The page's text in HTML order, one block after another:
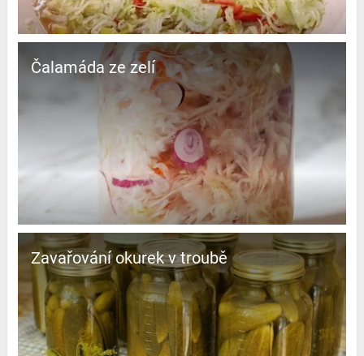
Čalamáda ze zelí
Zavařování okurek v troubě